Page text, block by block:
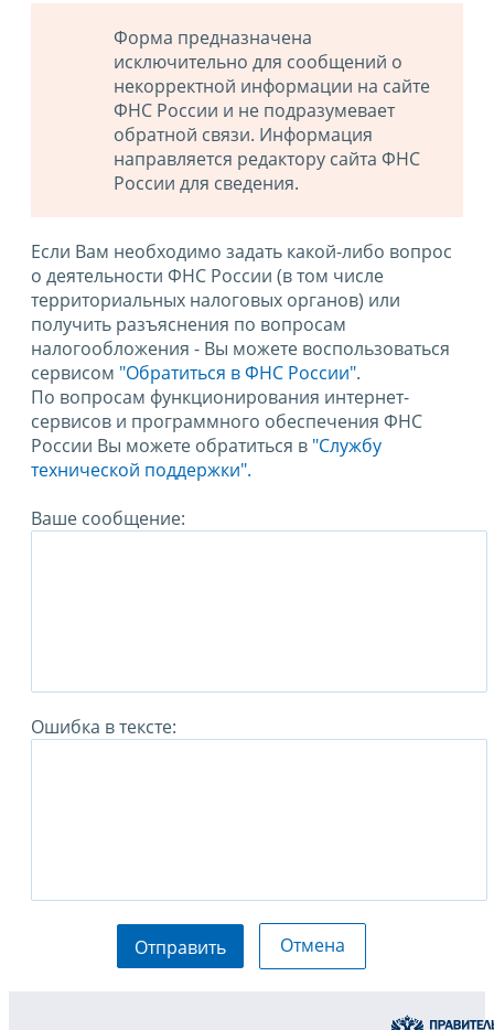
Форма предназначена
исключительно для сообщений о
некорректной информации на сайте
ФНС России и не подразумевает
обратной связи. Информация
направляется редактору сайта ФНС
России для сведения.
Если Вам необходимо задать какой-либо вопрос
о деятельности ФНС России (в том числе
территориальных налоговых органов) или
получить разъяснения по вопросам
налогообложения - Вы можете воспользоваться
сервисом "Обратиться в ФНС России".
По вопросам функционирования интернет-
сервисов и программного обеспечения ФНС
России Вы можете обратиться в "Службу
технической поддержки".
Ваше сообщение:
Ошибка в тексте:
Отправить Отмена